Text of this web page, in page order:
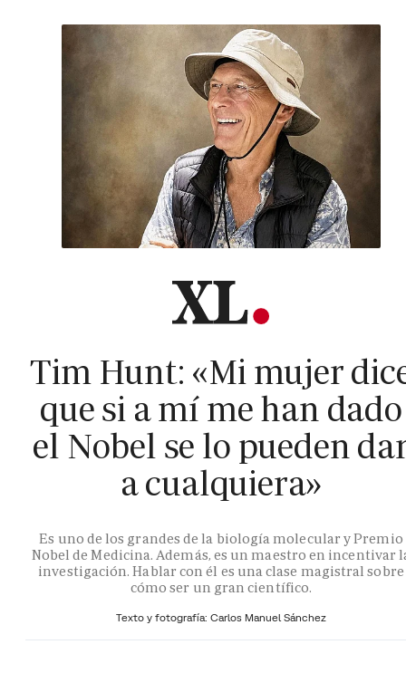
Tim Hunt: «Mi mujer
que si a mí me han dado
el Nobel se lo pueden
a cualquiera»
Es uno de los grandes de la biología molecular y Premio
Nobel de Medicina. Además, es un maestro en incentivar
investigación. Hablar con él es una clase magistral sobre
cómo ser un gran científico.
Texto y fotografía: Carlos Manuel Sánchez